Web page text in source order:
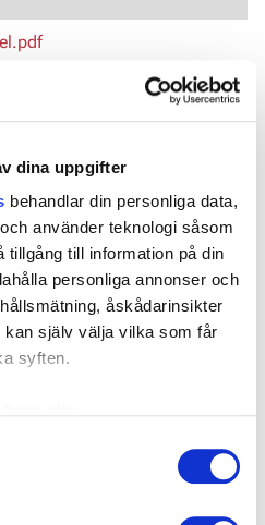
dina uppgifter
behandlar din personliga data,
använder teknologi såsom
till information på din
personliga annonser och
åskådarinsikter
själv välja vilka som får
syften.
på upp till flera meter
3,5
3,5
oss